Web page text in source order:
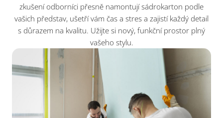
zkušení odborníci přesně namontují sádrokarton podle
vašich představ, ušetří vám čas a stres a zajistí každý detail
s důrazem na kvalitu. Užijte si nový, funkční prostor plný
vašeho stylu.